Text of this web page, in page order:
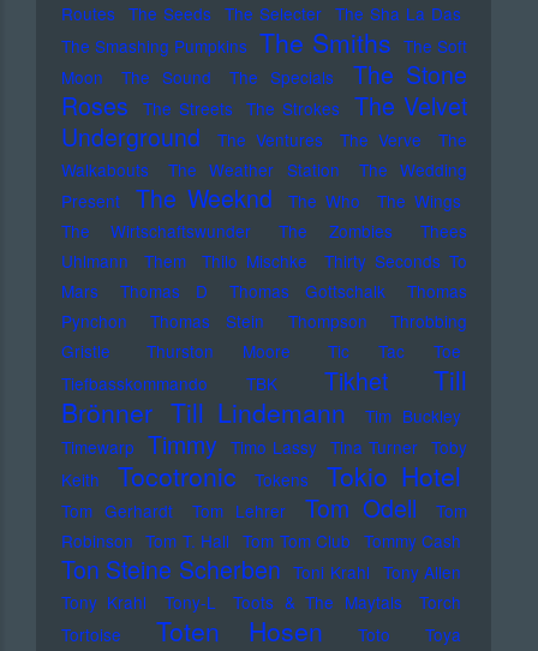
Routes The Seeds The Selecter The Sha La Das
The Smashing Pumpkins The Smiths The Soft
Moon
The Sound The Specials
The Stone
Roses
The Streets The Strokes
The Velvet
Underground
The Ventures The Verve
The
Walkabouts
The Weather Station
The Wedding
Present
The Weeknd The Who
The Wings
The Wirtschaftswunder
The Zombies
Thees
Uhlmann
Them Thilo Mischke
Thirty Seconds To
Mars
Thomas D Thomas Gottschalk
Thomas
Pynchon
Thomas Stein Thompson
Throbbing
Gristle
Thurston Moore
Tic Tac Toe
Tiefbasskommando TBK
Tikhet
Till
Brönner Till Lindemann
Tim Buckley
Timewarp Timmy Timo Lassy Tina Turner Toby
Keith
Tocotronic Tokens Tokio Hotel
Tom Gerhardt Tom Lehrer Tom Odell
Tom
Robinson Tom T. Hall Tom Tom Club Tommy Cash
Ton Steine Scherben Toni Krahl Tony Allen
Tony Krahl
Tony-L Toots & The Maytals
Torch
Tortoise
Toten Hosen Toto
Toya